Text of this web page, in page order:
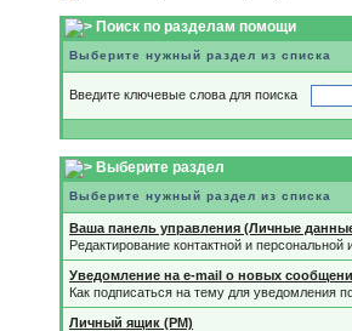
Поиск по разделам помощи
Выберите нужный раздел из списка
Введите ключевые слова для поиска
Выберите раздел
Выберите нужный раздел из списка
Ваша панель управления (Личные
Редактирование контактной и
Уведомление на e-mail о новых
Как подписаться на тему для уведомления
Личный ящик (PM)